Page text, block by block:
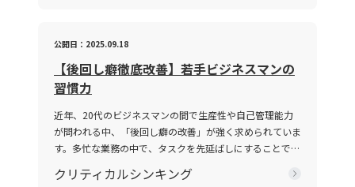
わない人との対処法」を実践する際には、いくつかの注意
点を踏まえる必要があります。まず、会話の基本となる前
提条件を共有することが不可欠です。会議や打ち合わせの
で、話の軸がぶれるのを防ぐことができます。具体的な対
策としては、以下の点が挙げられます。・まず、話の内容
は具体的に整理し、主語と述語を明確にすることが重要で
す。特に急いでいる状況や複雑な問題を扱う場合、あいま
いな表現を避け、論点を整理して伝える努力が必要で
や日常生活での相互作用を通じて自然に身につく側面が強
ネスにおけるコミュニケーション能力」における成功の鍵
は、論理的思考、傾聴力、発信力といった要素を統合し、
の行動変容を促す点にあります。 近年、ICT技術の進展に
より、メール、チャット、ビデオ会議など多様なコミュニ
ケーション手法が登場しました。しかし、テキストや非対
面のやりとりは時に「既読未読」「いいね」といった簡易
であるレッドオーシャンを勝ち抜くのか、その具体的な手
とは 「レッドオーシャン」とは、既存市場における熾烈
な競争環境を表す比喩表現です。この概念は、2005年に
W・チャン・キムとレネ・モボルニュによって提唱された
『ブルー・オーシャン戦略』にて取り上げられ、赤く血に
染まった海をイメージすることで、限られた需要を巡って
多数の企業が激しく争う状況を表現しています。特に、レ
ッドオーシャの 戦い方としてのアプローチは、価格競争
公開日：2025.09.18
【後回し癖徹底改善】若手ビジネスマンの
習慣力
近年、20代のビジネスマンの間で生産性や自己管理能力
が問われる中、「後回し癖の改善」が強く求められていま
す。多忙な業務の中で、タスクを先延ばしにすることで生
において決定的なマイナス要素となりかねません。この記
クリティカルシンキング